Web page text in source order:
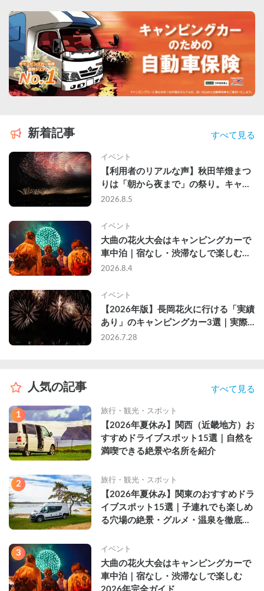
新着記事 すべて見る
イベント
【利用者のリアルな声】秋田竿燈まつ
りは「朝から夜まで」の祭り。キャン
ピングカーで行った2組の記録
2026.8.5
イベント
大曲の花火大会はキャンピングカーで
車中泊｜宿なし・渋滞なしで楽しむ
2026年完全ガイド
2026.8.4
イベント
【2026年版】長岡花火に行ける「実績
あり」のキャンピングカー3選｜実際
に利用したゲストのレビュー付き
2026.7.28
人気の記事 すべて見る
1 旅行・観光・スポット
【2026年夏休み】関西（近畿地方）お
すすめドライブスポット15選｜自然を
満喫できる絶景や名所を紹介
2 旅行・観光・スポット
【2026年夏休み】関東のおすすめドラ
イブスポット15選｜子連れでも楽しめ
る穴場の絶景・グルメ・温泉を徹底解
3 イベント
大曲の花火大会はキャンピングカーで
車中泊｜宿なし・渋滞なしで楽しむ